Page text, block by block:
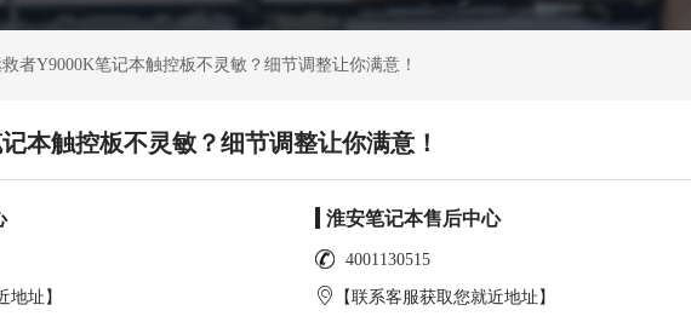
者Y9000K笔记本触控板不灵敏？细节调整让你满意！
本触控板不灵敏？细节调整让你满意！
地址】
淮安笔记本售后中心
4001130515
【联系客服获取您就近地址】